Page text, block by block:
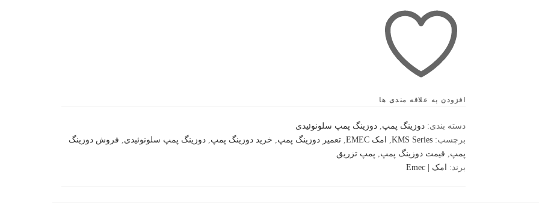
افزودن به علاقه مندی ها
دسته بندی: دوزینگ پمپ, دوزینگ پمپ سلونوئیدی
برچسب: KMS Series
, امک EMEC , تعمیر دوزینگ پمپ, خرید دوزینگ پمپ, دوزینگ پمپ سلونوئیدی, فروش دوزینگ
پمپ, قیمت دوزینگ پمپ, پمپ تزریق
برند:
امک | Emec